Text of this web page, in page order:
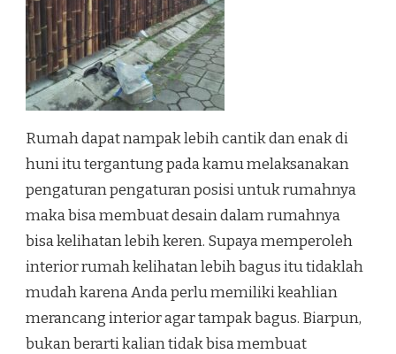
Rumah dapat nampak lebih cantik dan enak di
huni itu tergantung pada kamu melaksanakan
pengaturan pengaturan posisi untuk rumahnya
maka bisa membuat desain dalam rumahnya
bisa kelihatan lebih keren. Supaya memperoleh
interior rumah kelihatan lebih bagus itu tidaklah
mudah karena Anda perlu memiliki keahlian
merancang interior agar tampak bagus. Biarpun,
bukan berarti kalian tidak bisa membuat